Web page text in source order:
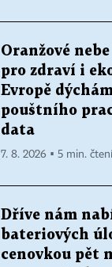
Oranžové
pro zdraví i
Evropě
pouštního
data
7. 8. 2026 ▪ 5 min. čtení
Dříve nám
bateriových
cenovkou pět